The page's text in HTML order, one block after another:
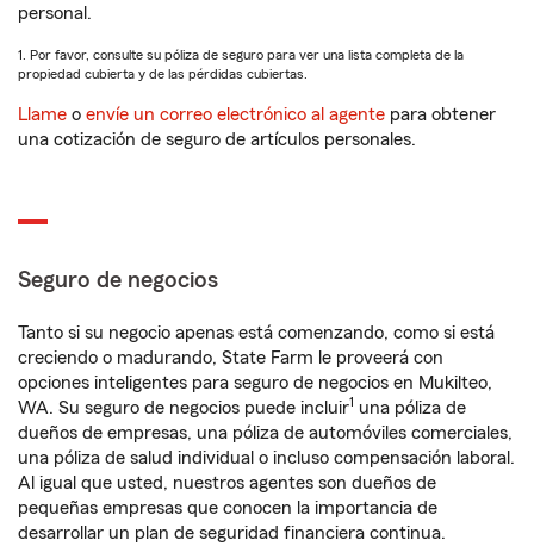
personal.
1. Por favor, consulte su póliza de seguro para ver una lista completa de la
propiedad cubierta y de las pérdidas cubiertas.
Llame o envíe un correo electrónico al agente para obtener
una cotización de seguro de artículos personales.
Seguro de negocios
Tanto si su negocio apenas está comenzando, como si está
creciendo o madurando, State Farm le proveerá con
opciones inteligentes para seguro de negocios en Mukilteo,
WA. Su seguro de negocios puede incluir1 una póliza de
dueños de empresas, una póliza de automóviles comerciales,
una póliza de salud individual o incluso compensación laboral.
Al igual que usted, nuestros agentes son dueños de
pequeñas empresas que conocen la importancia de
desarrollar un plan de seguridad financiera continua.